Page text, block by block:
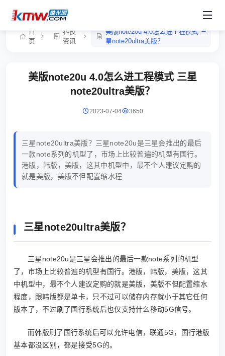
首
页
科技
资讯
美版note20u 4.0怎么进工程模式 三
星note20ultra美版？
美版note20u 4.0怎么进工程模式 三星
note20ultra美版？
2023-07-04 3650
三星note20ultra美版？三星note20u是三星会推出的最后
一款note系列的机型了，市场上比较普遍的机型有国行。
港版，韩版，美版，这其中机型中，最不个人建议定购的
就是美版，美版不但配置缩水程
三星note20ultra美版？
三星note20u是三星会推出的最后一款note系列的机型
了，市场上比较普遍的机型有国行。港版，韩版，美版，这其
中机型中，最不个人建议定购的就是美版，美版不但配置缩水
程度，跟韩版都是单卡，只不过可以储存内存就小于其它任何
版本了，不过刷了国行系统后也仅支持什么移动5G信号。
而韩版刷了国行系统后可以允许电信，联通5G，国行港版
基本都没区别，都是接受5G的。